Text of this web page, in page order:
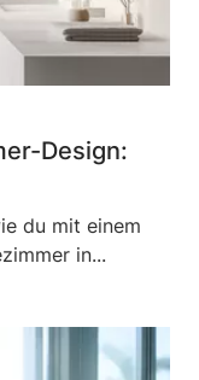
Design:
du mit einem
in...